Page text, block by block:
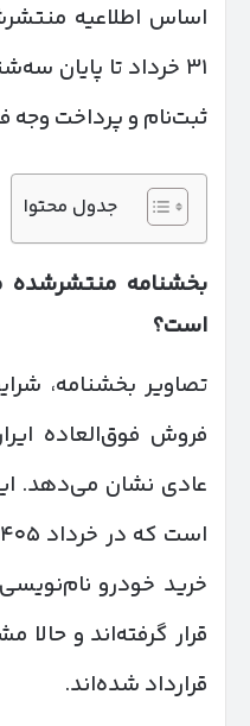
اساس اطلاعیه
ثبت‌نام و پرداخت وجه
جدول محتوا
بخشنامه منتشرشده
است؟
تصاویر بخشنامه،
فروش فوق‌العاده
عادی نشان می‌دهد.
خرید خودرو
قرار گرفته‌اند و
قرارداد شده‌اند.